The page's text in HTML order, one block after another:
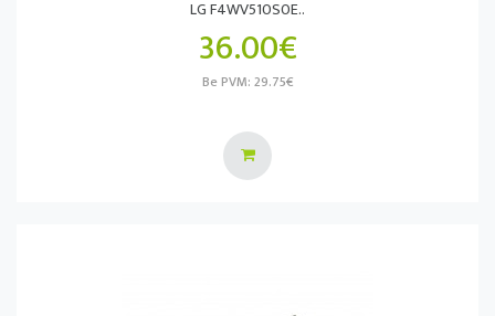
LG F4WV510S0E..
36.00€
Be PVM: 29.75€